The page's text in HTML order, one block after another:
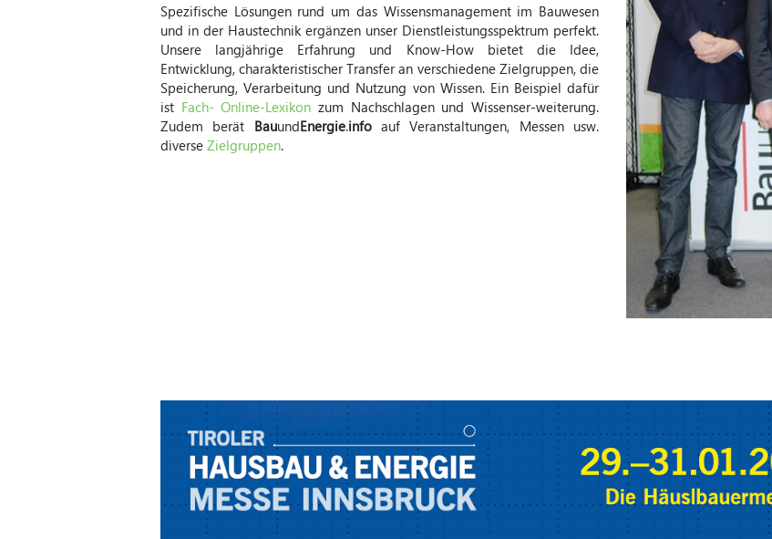
Spezifische Lösungen rund um das Wissensmanagement im Bauwesen
und in der Haustechnik ergänzen unser Dienstleistungsspektrum perfekt.
Unsere langjährige Erfahrung und Know-How bietet die Idee,
Entwicklung, charakteristischer Transfer an verschiedene Zielgruppen, die
Speicherung, Verarbeitung und Nutzung von Wissen. Ein Beispiel dafür
ist Fach- Online-Lexikon zum Nachschlagen und Wissenser-weiterung.
Zudem berät BauundEnergie.infoauf Veranstaltungen, Messen usw.
diverse Zielgruppen.